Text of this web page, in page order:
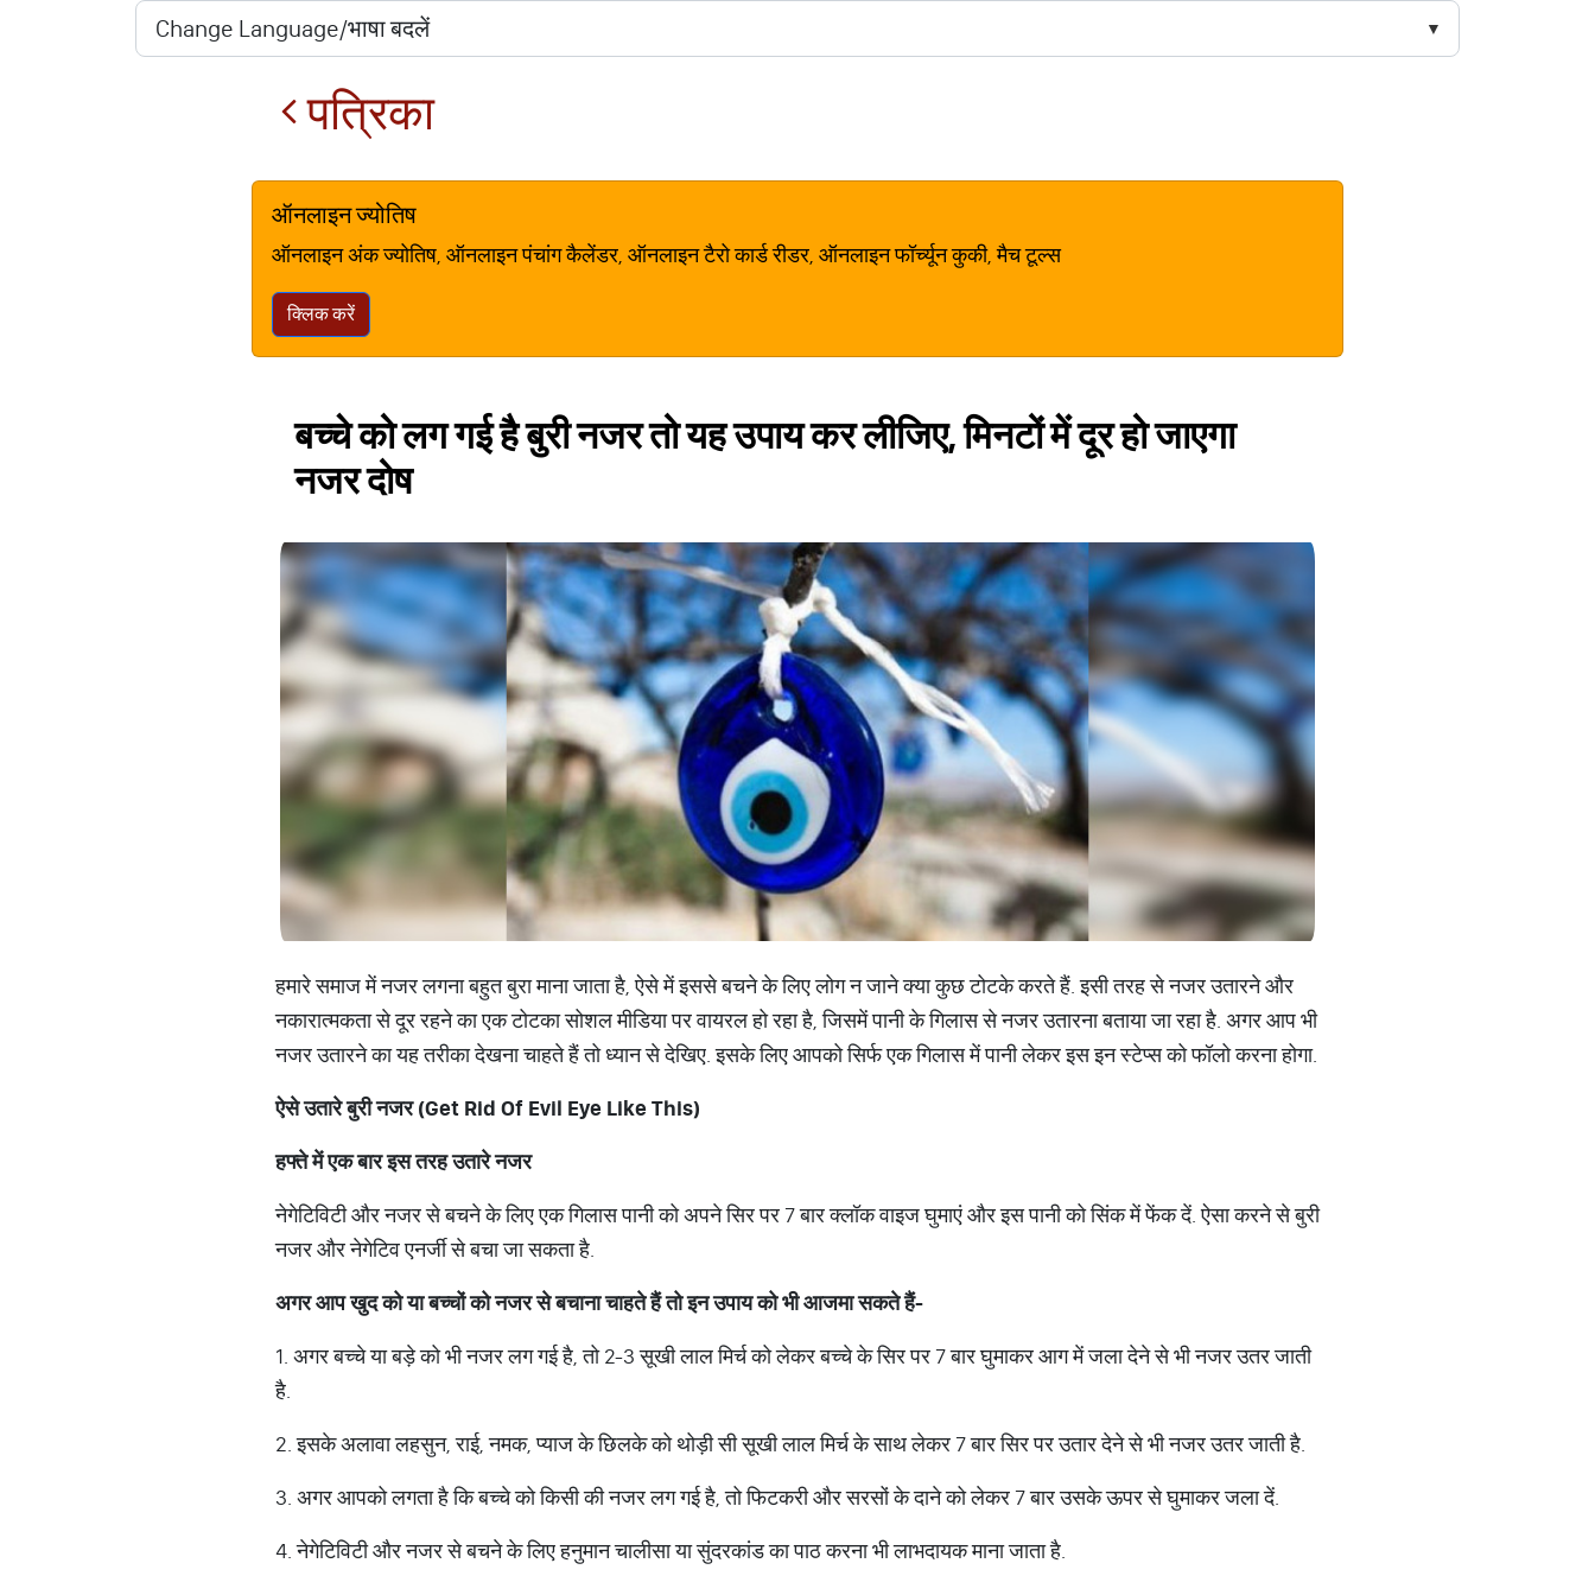
पत्रिका
ऑनलाइन ज्योतिष
ऑनलाइन अंक ज्योतिष, ऑनलाइन पंचांग कैलेंडर, ऑनलाइन टैरो कार्ड रीडर, ऑनलाइन फॉर्च्यून कुकी, मैच टूल्स
क्लिक करें
बच्चे को लग गई है बुरी नजर तो यह उपाय कर लीजिए, मिनटों में दूर हो जाएगा
नजर दोष
हमारे समाज में नजर लगना बहुत बुरा माना जाता है, ऐसे में इससे बचने के लिए लोग न जाने क्या कुछ टोटके करते हैं. इसी तरह से नजर उतारने और
नकारात्मकता से दूर रहने का एक टोटका सोशल मीडिया पर वायरल हो रहा है, जिसमें पानी के गिलास से नजर उतारना बताया जा रहा है. अगर आप भी
नजर उतारने का यह तरीका देखना चाहते हैं तो ध्यान से देखिए. इसके लिए आपको सिर्फ एक गिलास में पानी लेकर इस इन स्टेप्स को फॉलो करना होगा.
ऐसेउतारेबुरीनजर(Get Rid Of Evil Eye Like This)
हफ्तेमेंएकबारइसतरहउतारेनजर
नेगेटिविटी और नजर से बचने के लिए एक गिलास पानी को अपने सिर पर 7 बार क्लॉक वाइज घुमाएं और इस पानी को सिंक में फेंक दें. ऐसा करने से बुरी
नजर और नेगेटिव एनर्जी से बचा जा सकता है.
अगरआपखुदकोयाबच्चोंकोनजरसेबचानाचाहतेहैंतोइनउपायकोभीआजमासकतेहैं-
1. अगर बच्चे या बड़े को भी नजर लग गई है, तो 2-3 सूखी लाल मिर्च को लेकर बच्चे के सिर पर 7 बार घुमाकर आग में जला देने से भी नजर उतर जाती
है.
2. इसके अलावा लहसुन, राई, नमक, प्याज के छिलके को थोड़ी सी सूखी लाल मिर्च के साथ लेकर 7 बार सिर पर उतार देने से भी नजर उतर जाती है.
3. अगर आपको लगता है कि बच्चे को किसी की नजर लग गई है, तो फिटकरी और सरसों के दाने को लेकर 7 बार उसके ऊपर से घुमाकर जला दें.
4. नेगेटिविटी और नजर से बचने के लिए हनुमान चालीसा या सुंदरकांड का पाठ करना भी लाभदायक माना जाता है.